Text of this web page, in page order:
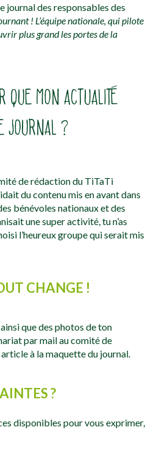
journal des responsables des
! L’équipe nationale, qui pilote
plus grand les portes de la
QUE MON ACTUALITÉ
JOURNAL ?
de rédaction du TiTaTi
du contenu mis en avant dans
bénévoles nationaux et des
une super activité, tu n’as
l’heureux groupe qui serait mis
CHANGE !
que des photos de ton
par mail au comité de
à la maquette du journal.
?
disponibles pour vous exprimer,